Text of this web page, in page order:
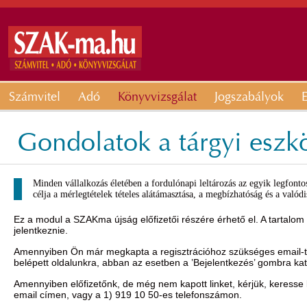
Számvitel Adó Könyvvizsgálat Jogszabályok
Gondolatok a tárgyi
Minden vállalkozás életében a fordulónapi leltározás az egyik
célja a mérlegtételek tételes alátámasztása, a megbízhatóság és a
Ez a modul a SZAKma újság előfizetői részére érhető el. A
jelentkeznie.
Amennyiben Ön már megkapta a regisztrációhoz szükséges
belépett oldalunkra, abban az esetben a ’Bejelentkezés’ gombra
Amennyiben előfizetőnk, de még nem kapott linket, kérjük,
email címen, vagy a 1) 919 10 50-es telefonszámon.